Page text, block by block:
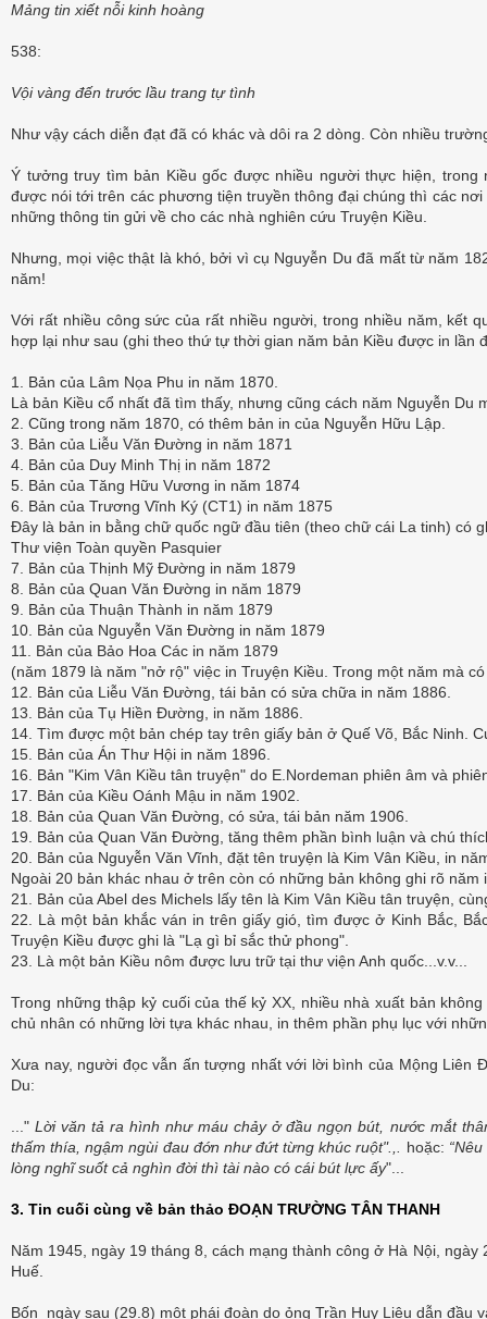
Mảng tin xiết nỗi kinh hoàng
538:
Vội vàng đến trước lầu trang tựtình
Như vậy cách diễn đạt đã có khác và dôi ra 2 dòng. Còn nhiều
Ý tưởng truy tìm bản Kiều gốc được nhiều người thực hiện,
được nói tới trên các phương tiện truyền thông đại chúng thì các
những thông tin gửi về cho các nhà nghiên cứu Truyện Kiều.
Nhưng, mọi việc thật là khó, bởi vì cụ Nguyễn Du đã mất từ năm
năm!
Với rất nhiều công sức của rất nhiều người, trong nhiều năm, kết
hợp lại như sau (ghi theo thứ tự thời gian năm bản Kiều được in lần
1. Bản của Lâm Nọa Phu in năm 1870.
Là bản Kiều cổ nhất đã tìm thấy, nhưng cũng cách năm Nguyễn Du
2. Cũng trong năm 1870, có thêm bản in của Nguyễn Hữu Lập.
3. Bản của Liễu Văn Đường in năm 1871
4. Bản của Duy Minh Thị in năm 1872
5. Bản của Tăng Hữu Vương in năm 1874
6. Bản của Trương Vĩnh Ký (CT1) in năm 1875
Đây là bản in bằng chữ quốc ngữ đầu tiên (theo chữ cái La tinh) có
Thư viện Toàn quyền Pasquier
7. Bản của Thịnh Mỹ Đường in năm 1879
8. Bản của Quan Văn Đường in năm 1879
9. Bản của Thuận Thành in năm 1879
10. Bản của Nguyễn Văn Đường in năm 1879
11. Bản của Bảo Hoa Các in năm 1879
(năm 1879 là năm "nở rộ" việc in Truyện Kiều. Trong một năm mà
12. Bản của Liễu Văn Đường, tái bản có sửa chữa in năm 1886.
13. Bản của Tụ Hiền Đường, in năm 1886.
14. Tìm được một bản chép tay trên giấy bản ở Quế Võ, Bắc Ninh.
15. Bản của Án Thư Hội in năm 1896.
16. Bản "Kim Vân Kiều tân truyện" do E.Nordeman phiên âm và
17. Bản của Kiều Oánh Mậu in năm 1902.
18. Bản của Quan Văn Đường, có sửa, tái bản năm 1906.
19. Bản của Quan Văn Đường, tăng thêm phần bình luận và chú
20. Bản của Nguyễn Văn Vĩnh, đặt tên truyện là Kim Vân Kiều, in
Ngoài 20 bản khác nhau ở trên còn có những bản không ghi rõ năm
21. Bản của Abel des Michels lấy tên là Kim Vân Kiều tân truyện,
22. Là một bản khắc ván in trên giấy gió, tìm được ở Kinh Bắc,
Truyện Kiều được ghi là "Lạ gì bỉ sắc thử phong".
23. Là một bản Kiều nôm được lưu trữ tại thư viện Anh quốc...v.v...
Trong những thập kỷ cuối của thế kỷ XX, nhiều nhà xuất bản
chủ nhân có những lời tựa khác nhau, in thêm phần phụ lục với
Xưa nay, người đọc vẫn ấn tượng nhất với lời bình của Mộng Liên
Du:
..."Lời văn tả ra hình như máu chảy ở đầu ngọn bút, nước mắt
thấm thía, ngậm ngùi đau đớn như đứt từng khúc ruột".,. hoặc:
lòng nghĩ suốt cả nghìn đời thì tài nào có cái bút lực ấy"...
3. Tin cuối cùng về bản thảo ĐOẠN TRƯỜNG TÂN THANH
Năm 1945, ngày 19 tháng 8, cách mạng thành công ở Hà Nội,
Huế.
Bốn ngày sau (29.8) một phái đoàn do ỏng Trần Huy Liệu dẫn đầu